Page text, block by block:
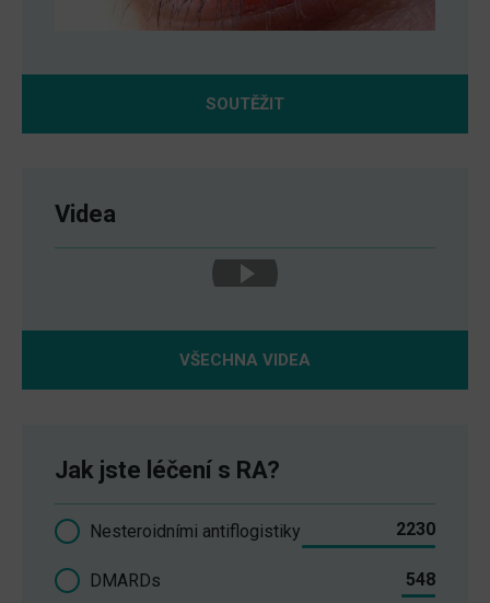
SOUTĚŽIT
Videa
VŠECHNA VIDEA
Jak jste léčení s RA?
Nesteroidními antiflogistiky 2230
DMARDs 548